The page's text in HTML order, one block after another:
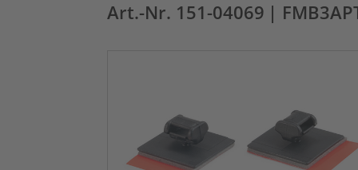
Art.-Nr. 151-04069 |